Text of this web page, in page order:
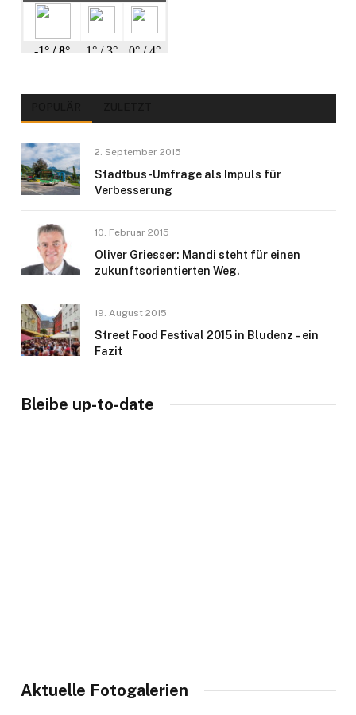
2. September 2015
Stadtbus-Umfrage als Impuls für
Verbesserung
10. Februar 2015
Oliver Griesser: Mandi steht für einen
zukunftsorientierten Weg.
19. August 2015
Street Food Festival 2015 in Bludenz – ein
Fazit
Bleibe up-to-date
Aktuelle Fotogalerien